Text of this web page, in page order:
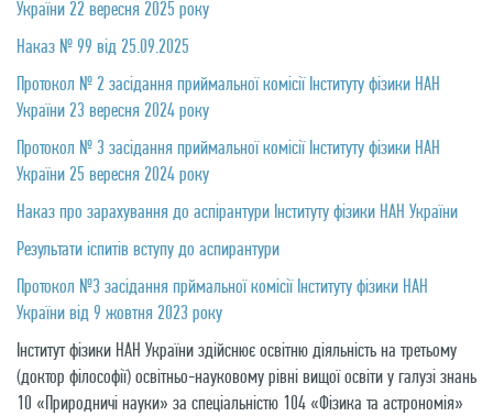
України 22 вересня 2025 року
Наказ № 99 від 25.09.2025
Протокол № 2 засідання приймальної комісії Інституту фізики НАН
України 23 вересня 2024 року
Протокол № 3 засідання приймальної комісії Інституту фізики НАН
України 25 вересня 2024 року
Наказ про зарахування до аспірантури Інституту фізики НАН України
Результати іспитів вступу до аспирантури
Протокол №3 засідання прймальної комісії Інституту фізики НАН
України від 9 жовтня 2023 року
Інститут фізики НАН України здійснює освітню діяльність на третьому
(доктор філософії) освітньо-науковому рівні вищої освіти у галузі знань
10 «Природничі науки» за спеціальністю 104 «Фізика та астрономія»